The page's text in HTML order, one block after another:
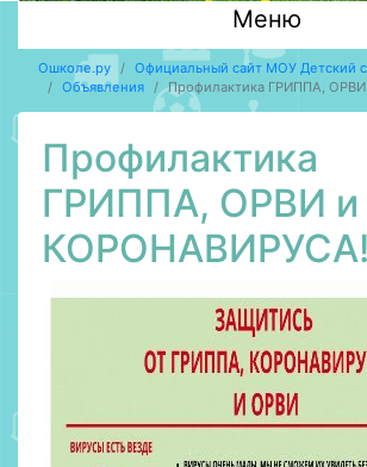
Меню
Ошколе.ру
Официальный сайт МОУ Детский
Объявления
Профилактика ГРИППА,
Профилактика
ГРИППА, ОРВИ и
КОРОНАВИРУСА!